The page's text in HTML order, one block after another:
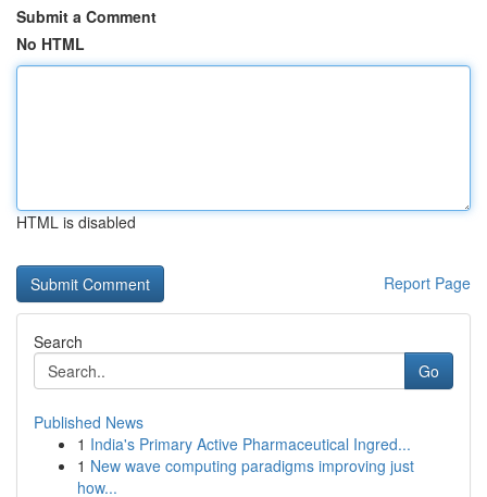
Submit a Comment
No HTML
HTML is disabled
Report Page
Search
Go
Published News
1 India's Primary Active Pharmaceutical Ingred...
1 New wave computing paradigms improving just
how...